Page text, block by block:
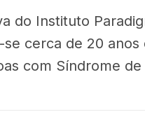
do Instituto
cerca de 20 anos
com Síndrome